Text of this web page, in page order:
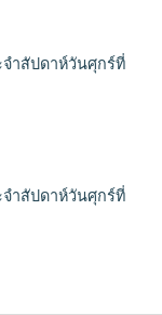
ำสัปดาห์วันศุกร์ที่
ำสัปดาห์วันศุกร์ที่